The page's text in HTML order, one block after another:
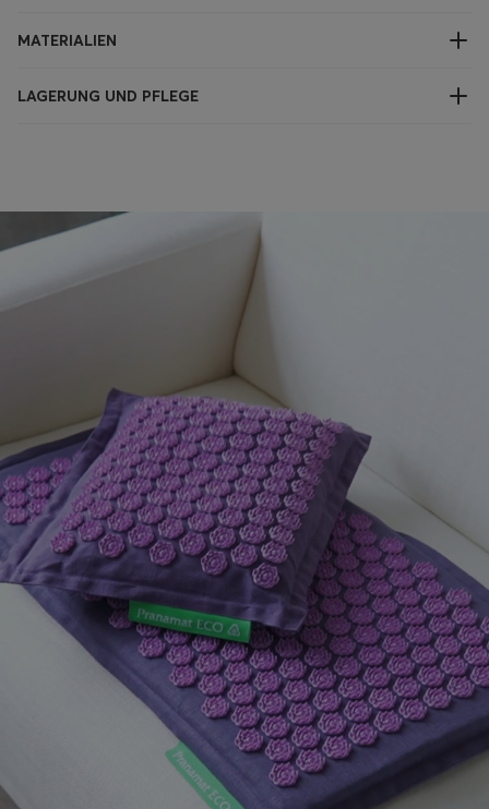
MATERIALIEN
LAGERUNG UND PFLEGE